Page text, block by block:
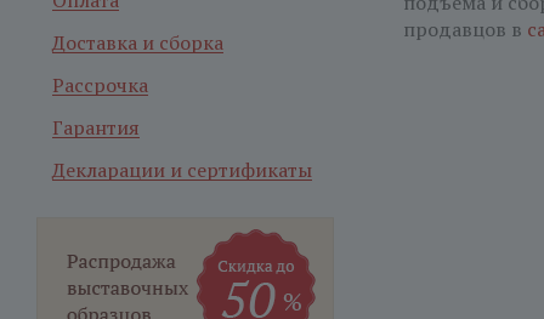
продавцов в
Доставка и сборка
Рассрочка
Гарантия
Декларации и сертификаты